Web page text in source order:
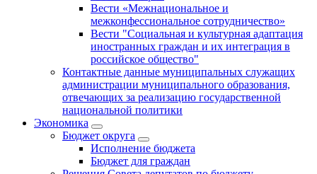
Вести «Межнациональное и
межконфессиональное сотрудничество»
Вести "Социальная и культурная адаптация
иностранных граждан и их интеграция в
российское общество"
Контактные данные муниципальных служащих
администрации муниципального образования,
отвечающих за реализацию государственной
национальной политики
Экономика
Бюджет округa
Исполнение бюджета
Бюджет для граждан